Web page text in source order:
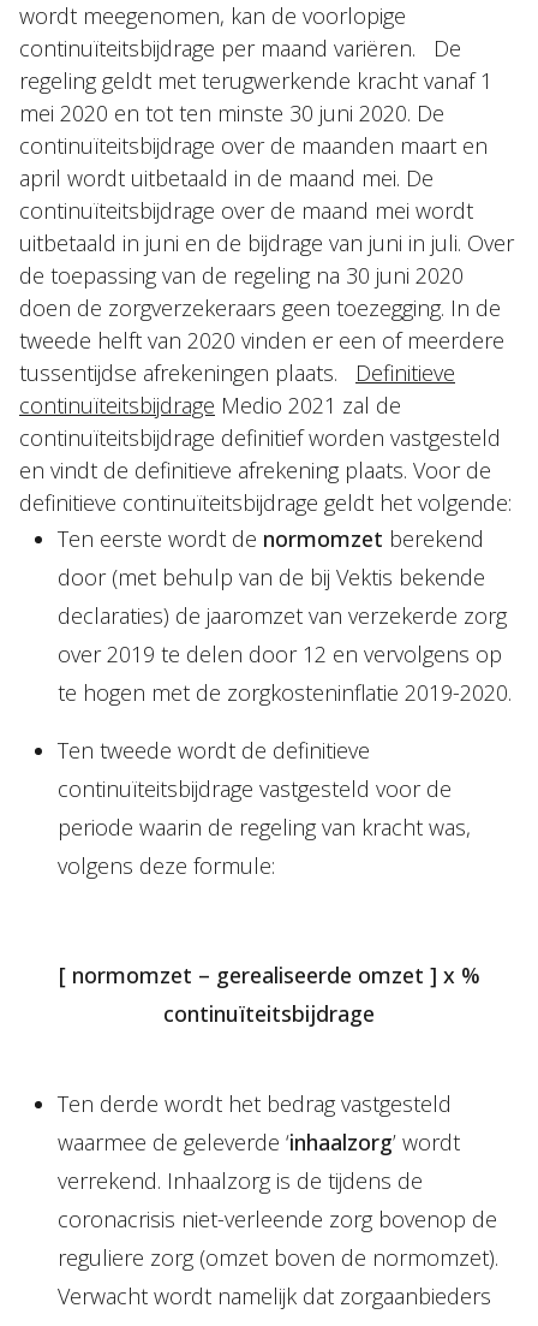
wordt meegenomen, kan de voorlopige
continuïteitsbijdrage per maand variëren. De
regeling geldt met terugwerkende kracht vanaf 1
mei 2020 en tot ten minste 30 juni 2020. De
continuïteitsbijdrage over de maanden maart en
april wordt uitbetaald in de maand mei. De
continuïteitsbijdrage over de maand mei wordt
uitbetaald in juni en de bijdrage van juni in juli. Over
de toepassing van de regeling na 30 juni 2020
doen de zorgverzekeraars geen toezegging. In de
tweede helft van 2020 vinden er een of meerdere
tussentijdse afrekeningen plaats. Definitieve
continuïteitsbijdrage Medio 2021 zal de
continuïteitsbijdrage definitief worden vastgesteld
en vindt de definitieve afrekening plaats. Voor de
definitieve continuïteitsbijdrage geldt het volgende:
Ten eerste wordt de normomzet berekend
door (met behulp van de bij Vektis bekende
declaraties) de jaaromzet van verzekerde zorg
over 2019 te delen door 12 en vervolgens op
te hogen met de zorgkosteninflatie 2019-2020.
Ten tweede wordt de definitieve
continuïteitsbijdrage vastgesteld voor de
periode waarin de regeling van kracht was,
volgens deze formule:
[ normomzet – gerealiseerde omzet ] x %
continuïteitsbijdrage
Ten derde wordt het bedrag vastgesteld
waarmee de geleverde ‘inhaalzorg’ wordt
verrekend. Inhaalzorg is de tijdens de
coronacrisis niet-verleende zorg bovenop de
reguliere zorg (omzet boven de normomzet).
Verwacht wordt namelijk dat zorgaanbieders